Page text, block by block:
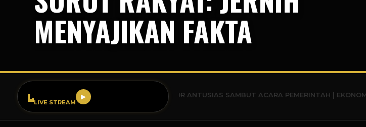
MENYAJIKAN FAKTA
LIVE STREAM
▶
BREAKING NEWS: WARGA BOGOR ANTUSIAS SAMBUT ACARA PEMERINTAH | EKONOMI DIGITAL